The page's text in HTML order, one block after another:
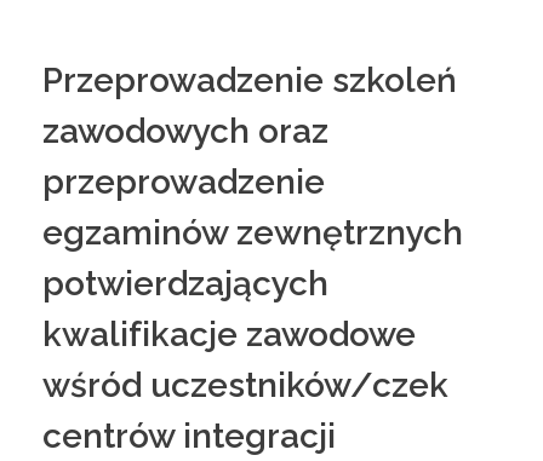
Przeprowadzenie szkoleń
zawodowych oraz
przeprowadzenie
egzaminów zewnętrznych
potwierdzających
kwalifikacje zawodowe
wśród uczestników/czek
centrów integracji